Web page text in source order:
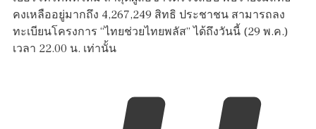
คงเหลืออยู่มากถึง 4,267,249 สิทธิ ประชาชน สามารถลง
ทะเบียนโครงการ “ไทยช่วยไทยพลัส” ได้ถึงวันนี้ (29 พ.ค.)
เวลา 22.00 น. เท่านั้น